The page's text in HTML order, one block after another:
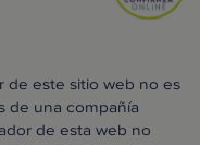
de este sitio web no es
de una compañía
de esta web no